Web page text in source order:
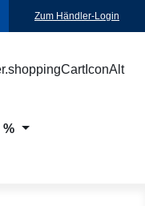
Zum Händler-Login
%